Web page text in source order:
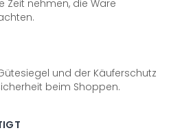
Zeit nehmen, die Ware
und der Käuferschutz
beim Shoppen.